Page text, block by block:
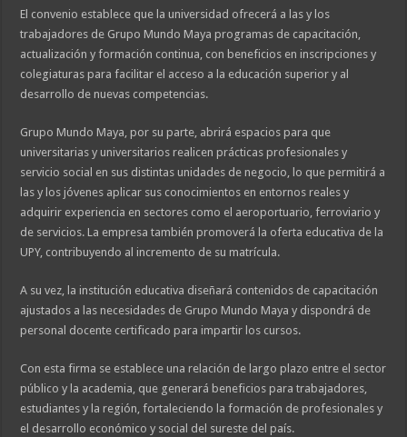
El convenio establece que la universidad ofrecerá a las y los
trabajadores de Grupo Mundo Maya programas de capacitación,
actualización y formación continua, con beneficios en inscripciones y
colegiaturas para facilitar el acceso a la educación superior y al
desarrollo de nuevas competencias.
Grupo Mundo Maya, por su parte, abrirá espacios para que
universitarias y universitarios realicen prácticas profesionales y
servicio social en sus distintas unidades de negocio, lo que permitirá a
las y los jóvenes aplicar sus conocimientos en entornos reales y
adquirir experiencia en sectores como el aeroportuario, ferroviario y
de servicios. La empresa también promoverá la oferta educativa de la
UPY, contribuyendo al incremento de su matrícula.
A su vez, la institución educativa diseñará contenidos de capacitación
ajustados a las necesidades de Grupo Mundo Maya y dispondrá de
personal docente certificado para impartir los cursos.
Con esta firma se establece una relación de largo plazo entre el sector
público y la academia, que generará beneficios para trabajadores,
estudiantes y la región, fortaleciendo la formación de profesionales y
el desarrollo económico y social del sureste del país.